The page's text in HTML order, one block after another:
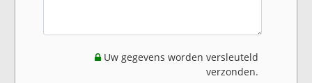
Uw gegevens worden versleuteld
verzonden.